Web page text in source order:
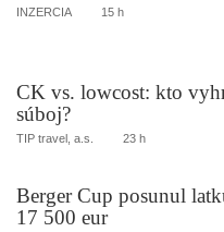
INZERCIA 15 h
CK vs. lowcost: kto
súboj?
TIP travel, a.s. 23 h
Berger Cup posunul
17 500 eur